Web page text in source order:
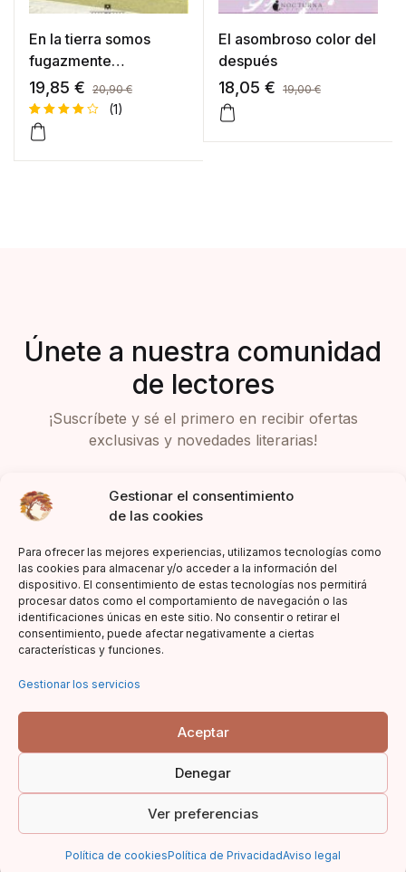
Gestionar el consentimiento
de las cookies
Para ofrecer las mejores experiencias, utilizamos tecnologías como
las cookies para almacenar y/o acceder a la información del
dispositivo. El consentimiento de estas tecnologías nos permitirá
procesar datos como el comportamiento de navegación o las
identificaciones únicas en este sitio. No consentir o retirar el
consentimiento, puede afectar negativamente a ciertas
características y funciones.
Gestionar los servicios
Aceptar
Denegar
Ver preferencias
Política de cookiesPolítica de PrivacidadAviso legal
En la tierra somos
fugazmente
grandiosos
19,85 € 20,90€
Valorad
4.00de
1
(1)
El asombroso color del
después
18,05 € 19,00€
Únete a nuestra comunidad
de lectores
¡Suscríbete y sé el primero en recibir ofertas
exclusivas y novedades literarias!
Acepto la política de privacidad
© 2023 Asia Literiaria | Declaración de responsabilidad
Condiciones de venta